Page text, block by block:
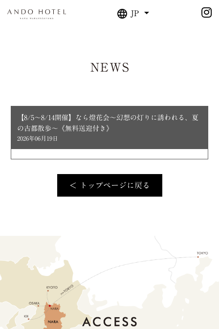
JP
NEWS
【8/5～8/14開催】なら燈花会～幻想の灯りに誘われる、夏
の古都散歩～《無料送迎付き》
2026年06月19日
＜ トップページに戻る